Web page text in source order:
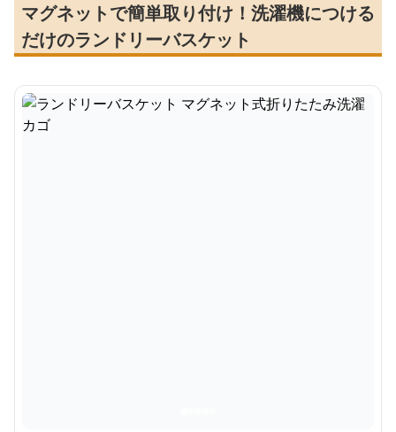
マグネットで簡単取り付け！洗濯機につける
だけのランドリーバスケット